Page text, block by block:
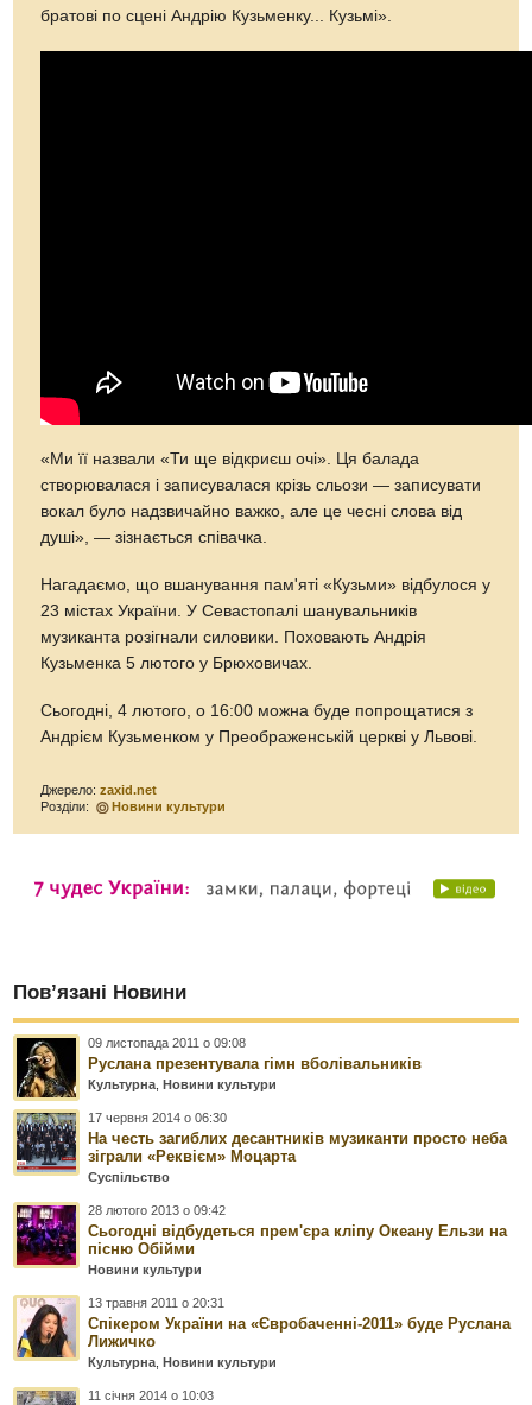
братові по сцені Андрію Кузьменку... Кузьмі».
«Ми її назвали «Ти ще відкриєш очі». Ця балада
створювалася і записувалася крізь сльози — записувати
вокал було надзвичайно важко, але це чесні слова від
душі», — зізнається співачка.
Нагадаємо, що вшанування пам'яті «Кузьми» відбулося у
23 містах України. У Севастопалі шанувальників
музиканта розігнали силовики. Поховають Андрія
Кузьменка 5 лютого у Брюховичах.
Сьогодні, 4 лютого, о 16:00 можна буде попрощатися з
Андрієм Кузьменком у Преображенській церкві у Львові.
Джерело:zaxid.net
Розділи:
Новини культури
Пов’язані Новини
09 листопада 2011 о 09:08
Руслана презентувала гімн вболівальників
Культурна, Новини культури
17 червня 2014 о 06:30
На честь загиблих десантників музиканти просто неба
зіграли «Реквієм» Моцарта
Суспільство
28 лютого 2013 о 09:42
Сьогодні відбудеться прем'єра кліпу Океану Ельзи на
пісню Обійми
Новини культури
13 травня 2011 о 20:31
Спікером України на «Євробаченні-2011» буде Руслана
Лижичко
Культурна, Новини культури
11 січня 2014 о 10:03